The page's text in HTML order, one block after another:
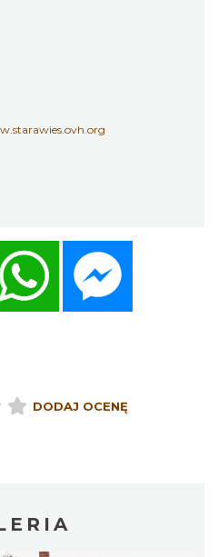
WhatsApp
DODAJ OCENĘ